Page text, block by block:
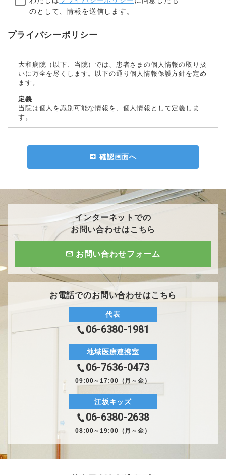
のとして、情報を送信します。
プライバシーポリシー
大和病院（以下、当院）では、患者さまの個人情報の取り扱
いに万全を尽くします。以下の通り個人情報保護方針を定め
ます。
定義
当院は個人を識別可能な情報を、個人情報として定義しま
す。
必要な組織体制を整備します。また相談窓口及び内部監査の
責任者をそれぞれ任命し、管理の透明性に努めます。
相談窓口を明確にした上で、必要な範囲のみ個人情報を収集
させていただきます。
また、利用にあたっては収集に際し同意を得た範囲内のみ使
用し目的外の利用は致しません。
さらに住所変更等の個人情報が変わる場合、あるいは個人情
報の削除等を希望される場合には、合理的範囲で提供されて
いる個人情報を訂正、更新または削除致します。
個人情報の開示
情報提供者の承諾を得ることなく、第三者にその個人情報を
提供および開示等は行ないません。
また、第三者に個人情報の処理業務を委託する場合は、個人
とともに厳正な管理を行ないます。
セキュリティ対策
行するとともに、システムの継続的見直し、情報の紛失、不
正アクセス、誤用および改変等の防止に努めます。
法令遵守および管理体制の継続的改善
当院が保有する個人情報に関して適用される法令・規範を遵
守するとともに、上記の各項を適宜見直し、改善していきま
確認画面へ
インターネットでの
お問い合わせはこちら
お問い合わせフォーム
お電話でのお問い合わせはこちら
代表
06-6380-1981
地域医療連携室
06-7636-0473
09:00～17:00（月～金）
江坂キッズ
06-6380-2638
08:00～19:00（月～金）